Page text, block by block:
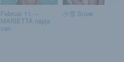
Február 11. –
MARIETTA napja
van
小雪 Snow